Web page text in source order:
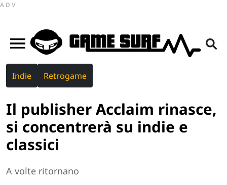
ADV
Indie Retrogame
Il publisher Acclaim rinasce,
si concentrerà su indie e
classici
A volte ritornano